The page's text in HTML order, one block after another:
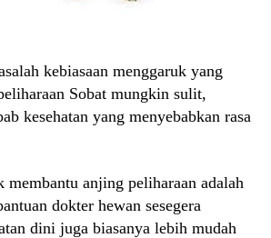
kebiasaan menggaruk yang
Sobat mungkin sulit,
kesehatan yang menyebabkan rasa
membantu anjing peliharaan adalah
dokter hewan sesegera
dini juga biasanya lebih mudah